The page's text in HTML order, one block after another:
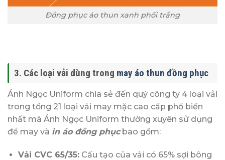
Đồng phục áo thun xanh phối trắng
3. Các loại vải dùng trong may áo thun đồng phục
Ánh Ngọc Uniform chia sẻ đến quý công ty 4 loại vải
trong tổng 21 loại vải may mặc cao cấp phổ biến
nhất mà Ánh Ngọc Uniform thường xuyên sử dụng
để may và in áo đồng phụcbao gồm:
Vải CVC 65/35:Cấu tạo của vải có 65% sợi bông